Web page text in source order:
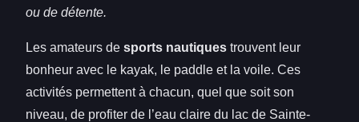
ou de détente.
Les amateurs de sports nautiques trouvent leur
bonheur avec le kayak, le paddle et la voile. Ces
activités permettent à chacun, quel que soit son
niveau, de profiter de l’eau claire du lac de Sainte-